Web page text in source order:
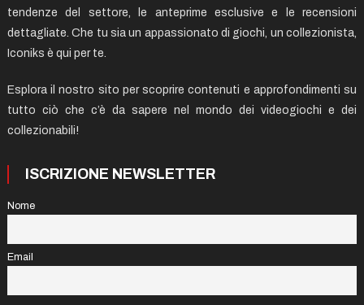
tendenze del settore, le anteprime esclusive e le recensioni
dettagliate. Che tu sia un appassionato di giochi, un collezionista,
Iconiks è qui per te.
Esplora il nostro sito per scoprire contenuti e approfondimenti su
tutto ciò che c’è da sapere nel mondo dei videogiochi e dei
collezionabili!
ISCRIZIONE NEWSLETTER
Nome
Email